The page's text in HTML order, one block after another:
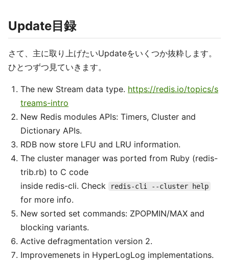
Update目録
さて、主に取り上げたいUpdateをいくつか抜粋します。
ひとつずつ見ていきます。
The new Stream data type. https://redis.io/topics/s
treams-intro
New Redis modules APIs: Timers, Cluster and
Dictionary APIs.
RDB now store LFU and LRU information.
The cluster manager was ported from Ruby (redis-
trib.rb) to C code
inside redis-cli. Check
redis-cli --cluster help
for more info.
New sorted set commands: ZPOPMIN/MAX and
blocking variants.
Active defragmentation version 2.
Improvemenets in HyperLogLog implementations.